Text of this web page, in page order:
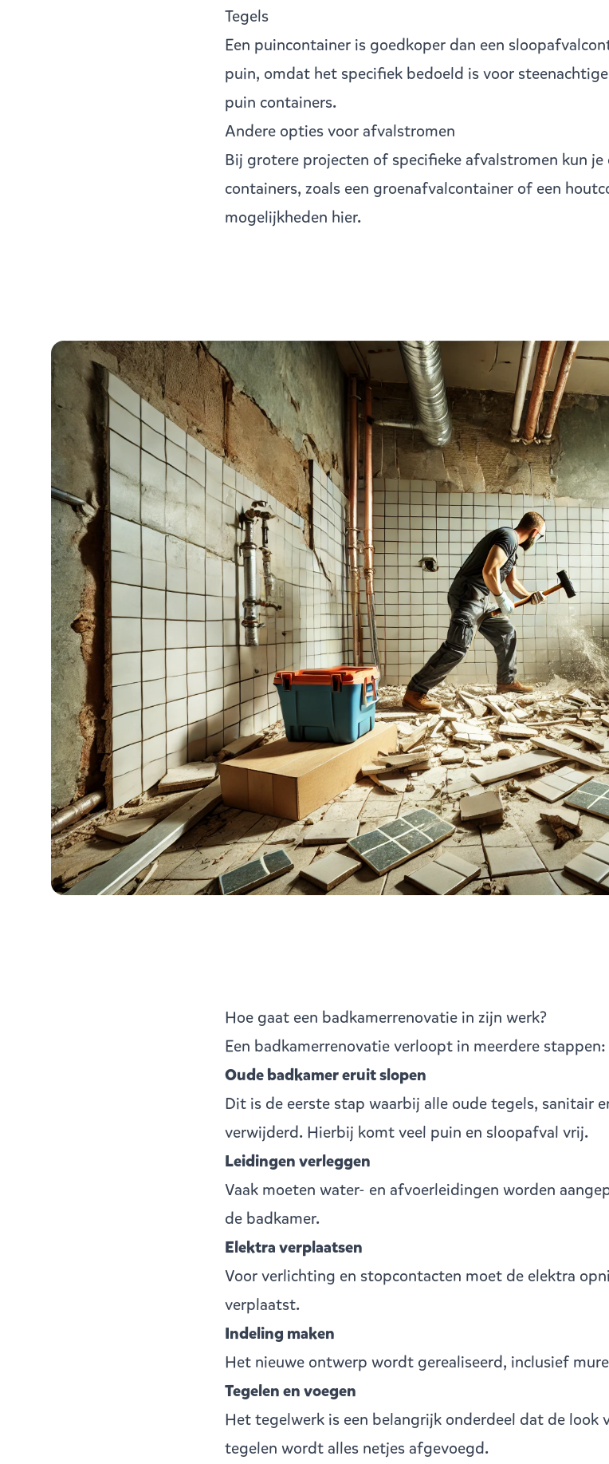
Tegels
Een puincontainer is goedkoper dan een
puin, omdat het specifiek bedoeld is voor
puin containers.
Andere opties voor afvalstromen
Bij grotere projecten of specifieke afvalstromen kun je
containers, zoals een groenafvalcontainer of een
mogelijkheden hier.
Hoe gaat een badkamerrenovatie in zijn werk?
Een badkamerrenovatie verloopt in meerdere stappen:
Oude badkamer eruit slopen
Dit is de eerste stap waarbij alle oude tegels, sanitair
verwijderd. Hierbij komt veel puin en sloopafval vrij.
Leidingen verleggen
Vaak moeten water- en afvoerleidingen worden
de badkamer.
Elektra verplaatsen
Voor verlichting en stopcontacten moet de elektra
verplaatst.
Indeling maken
Het nieuwe ontwerp wordt gerealiseerd, inclusief
Tegelen en voegen
Het tegelwerk is een belangrijk onderdeel dat de look
tegelen wordt alles netjes afgevoegd.